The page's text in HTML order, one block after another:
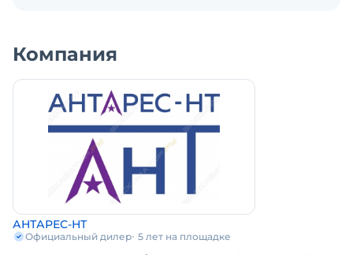
стройплощадке. Для ключевых партнеров
АНТАРЕС-НТ — 3 года на все основные узлы.
Башенные краны ZTM соответствуют европейским
стандартам FEM 1.001 по стальным конструкциям,
надежность кранов подтверждена статическими
и динамическими нагрузочными испытаниями с
перегрузом 40% и 25% соответственно.
Увеличенный срок службы механизмов - более 15
лет. Краны АНТАРЕС-НТ уже больше года успешно
эксплуатируются в регионах с высокой ветровой
Компания
АНТАРЕС-НТ
Официальный дилер 5 лет на площадке